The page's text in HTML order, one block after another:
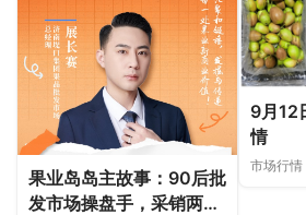
果业岛岛主故事：90后批
发市场操盘手，采销两端
9月12
情
市场行情